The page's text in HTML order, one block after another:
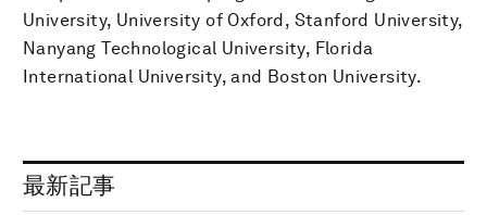
University, University of Oxford, Stanford University,
Nanyang Technological University, Florida
International University, and Boston University.
最新記事